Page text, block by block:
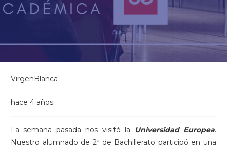
VirgenBlanca
hace 4 años
La semana pasada nos visitó la Universidad Europea.
Nuestro alumnado de 2º de Bachillerato participó en una